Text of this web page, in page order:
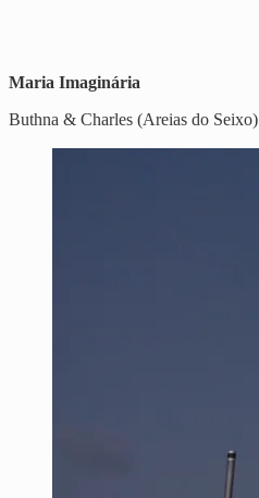
Maria Imaginária
Buthna & Charles (Areias do Seixo)